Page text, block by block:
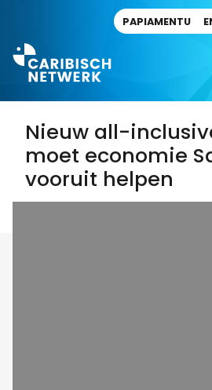
PAPIAMENTU
Nieuw all-
moet economie
vooruit helpen